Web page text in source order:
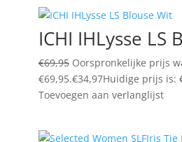
ICHI IHLysse LS
€69,95 Oorspronkelijke prijs
€69,95.€34,97Huidige prijs is:
Toevoegen aan verlanglijst